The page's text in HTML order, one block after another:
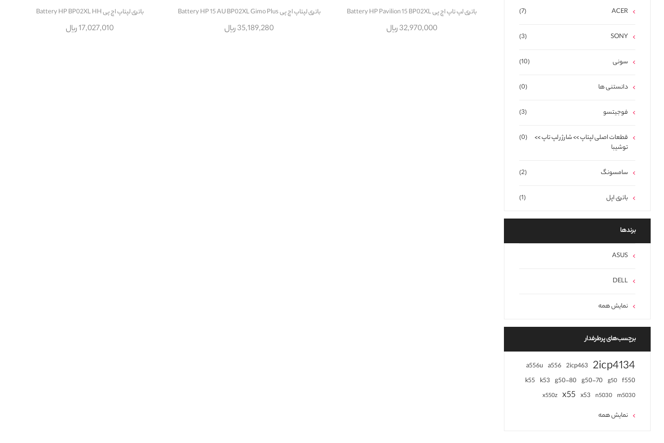
باتری لپ تاپ اچ پی Battery HP Pavilion 15 BP02XL
32,970,000 ریال
باتری لپتاپ اچ پی Battery HP 15 AU BP02XL Gimo Plus
35,189,280 ریال
باتری لپتاپ اچ پی Battery HP BP02XL HH
17,027,010 ریال
(7) ACER
(3) SONY
(10) سونی
(0) دانستنی ها
(3) فوجیتسو
(0)
قطعات اصلی لپتاپ >> شارژر لپ تاپ >>
توشیبا
(2) سامسونگ
(1) باتری اپل
برند‌ها
ASUS
DELL
نمایش همه
برچسب‌های پرطرفدار
2icp4134
2icp463
a556
a556u
f550
g50
g50-70
g50-80
k53
k55
m5030
n5030
x53
x55
x550z
نمایش همه